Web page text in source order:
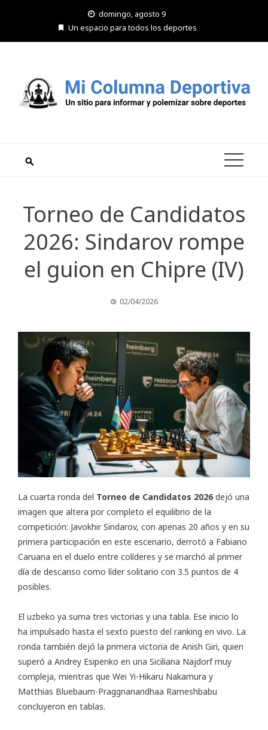
domingo, agosto 9
Un espacio para todos los deportes
Torneo de Candidatos
2026: Sindarov rompe
el guion en Chipre (IV)
02/04/2026
La cuarta ronda del Torneo de Candidatos 2026dejó una
imagen que altera por completo el equilibrio de la
competición: Javokhir Sindarov, con apenas 20 años y en su
primera participación en este escenario, derrotó a Fabiano
Caruana en el duelo entre colíderes y se marchó al primer
día de descanso como líder solitario con 3.5 puntos de 4
posibles.
El uzbeko ya suma tres victorias y una tabla. Ese inicio lo
ha impulsado hasta el sexto puesto del ranking en vivo. La
ronda también dejó la primera victoria de Anish Giri, quien
superó a Andrey Esipenko en una Siciliana Najdorf muy
compleja, mientras que Wei Yi-Hikaru Nakamura y
Matthias Bluebaum-Praggnanandhaa Rameshbabu
concluyeron en tablas.